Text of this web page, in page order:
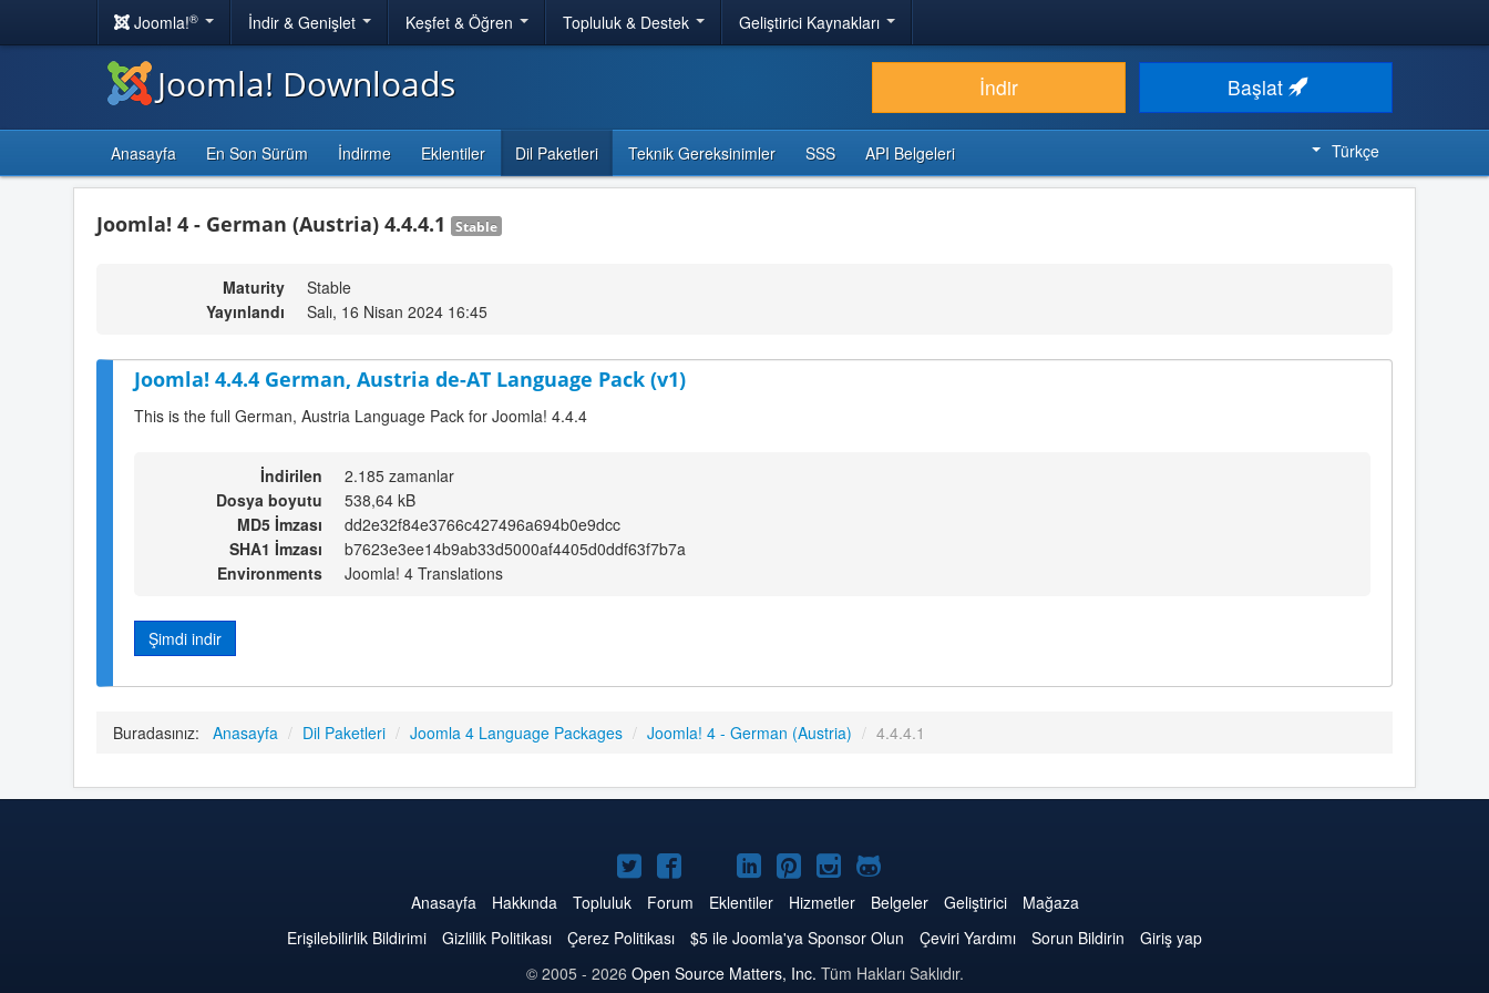
Joomla!® İndir & Genişlet Keşfet & Öğren Topluluk & Destek Geliştirici Kaynakları
Joomla! Downloads İndir Başlat
Anasayfa En Son Sürüm İndirme Eklentiler Dil Paketleri Teknik Gereksinimler SSS API Belgeleri Türkçe
Joomla! 4 - German (Austria) 4.4.4.1 Stable
Maturity
Stable
Yayınlandı
Salı, 16 Nisan 2024 16:45
Joomla! 4.4.4 German, Austria de-AT Language Pack (v1)
This is the full German, Austria Language Pack for Joomla! 4.4.4
İndirilen
2.185 zamanlar
Dosya boyutu
538,64 kB
MD5 İmzası
dd2e32f84e3766c427496a694b0e9dcc
SHA1 İmzası
b7623e3ee14b9ab33d5000af4405d0ddf63f7b7a
Environments
Joomla! 4 Translations
Şimdi indir
Buradasınız: Anasayfa / Dil Paketleri / Joomla 4 Language Packages / Joomla! 4 - German (Austria) / 4.4.4.1
Twitter'da
Joomla
Facebook'da
Joomla
YouTube'da
Joomla
LinkedIn'de
Joomla
Pinterest'de
Joomla
Instagram'da
Joomla
GitHub'da
Joomla
Anasayfa Hakkında Topluluk Forum Eklentiler Hizmetler Belgeler Geliştirici
Mağaza
Erişilebilirlik Bildirimi
Gizlilik Politikası Çerez Politikası $5 ile Joomla'ya Sponsor Olun Çeviri Yardımı Sorun Bildirin
Giriş yap
© 2005 - 2026 Open Source Matters, Inc. Tüm Hakları Saklıdır.